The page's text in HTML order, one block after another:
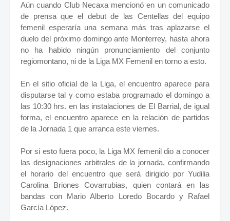
Aún cuando Club Necaxa mencionó en un comunicado
de prensa que el debut de las Centellas del equipo
femenil esperaría una semana más tras aplazarse el
duelo del próximo domingo ante Monterrey, hasta ahora
no ha habido ningún pronunciamiento del conjunto
regiomontano, ni de la Liga MX Femenil en torno a esto.
En el sitio oficial de la Liga, el encuentro aparece para
disputarse tal y como estaba programado el domingo a
las 10:30 hrs. en las instalaciones de El Barrial, de igual
forma, el encuentro aparece en la relación de partidos
de la Jornada 1 que arranca este viernes.
Por si esto fuera poco, la Liga MX femenil dio a conocer
las designaciones arbitrales de la jornada, confirmando
el horario del encuentro que será dirigido por Yudilia
Carolina Briones Covarrubias, quien contará en las
bandas con Mario Alberto Loredo Bocardo y Rafael
García López.